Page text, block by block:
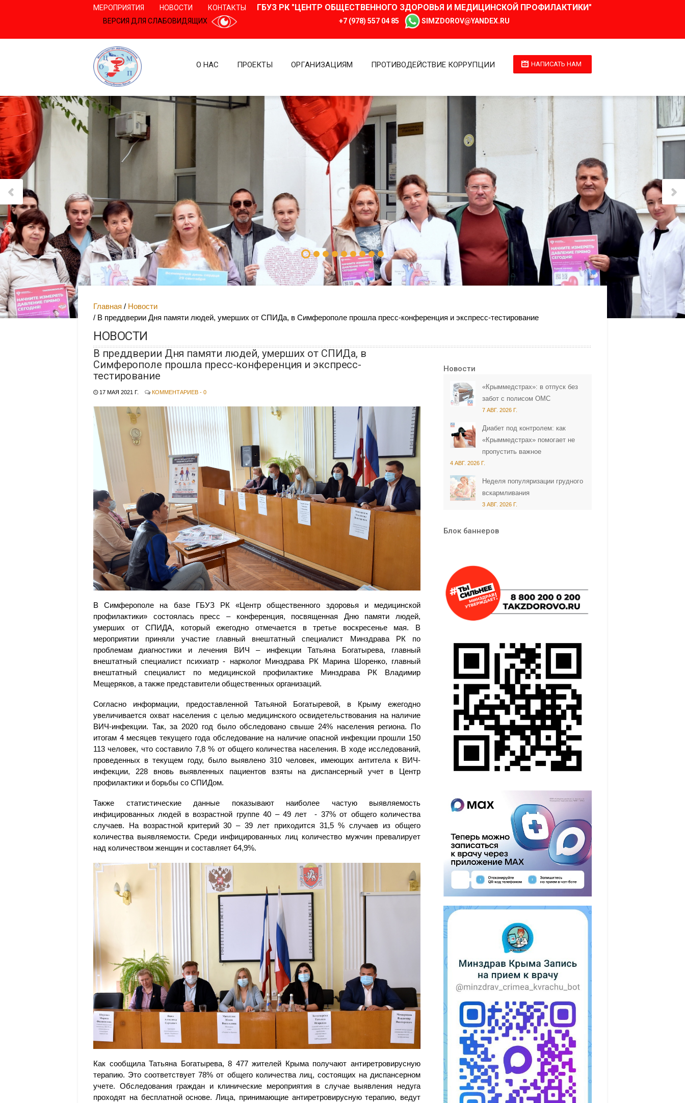
МЕРОПРИЯТИЯ НОВОСТИ
КОНТАКТЫ
ВЕРСИЯ ДЛЯ СЛАБОВИДЯЩИХ
ГБУЗ РК "ЦЕНТР ОБЩЕСТВЕННОГО ЗДОРОВЬЯ И МЕДИЦИНСКОЙ ПРОФИЛАКТИКИ"
+7 (978) 557 04 85 SIMZDOROV@YANDEX.RU
НАПИСАТЬ НАМ
О НАС ПРОЕКТЫ ОРГАНИЗАЦИЯМ ПРОТИВОДЕЙСТВИЕ КОРРУПЦИИ
Главная
Новости
В преддверии Дня памяти людей, умерших от СПИДа, в Симферополе прошла пресс-конференция и экспресс-тестирование
НОВОСТИ
В преддверии Дня памяти людей, умерших от СПИДа, в
Симферополе прошла пресс-конференция и экспресс-
тестирование
17 МАЯ 2021 Г. КОММЕНТАРИЕВ - 0
В Симферополе на базе ГБУЗ РК «Центр общественного здоровья и медицинской
профилактики» состоялась пресс – конференция, посвященная Дню памяти людей,
умерших от СПИДА, который ежегодно отмечается в третье воскресенье мая. В
мероприятии приняли участие главный внештатный специалист Минздрава РК по
проблемам диагностики и лечения ВИЧ – инфекции Татьяна Богатырева, главный
внештатный специалист психиатр - нарколог Минздрава РК Марина Шоренко, главный
внештатный специалист по медицинской профилактике Минздрава РК Владимир
Мещеряков, а также представители общественных организаций.
Согласно информации, предоставленной Татьяной Богатыревой, в Крыму ежегодно
увеличивается охват населения с целью медицинского освидетельствования на наличие
ВИЧ-инфекции. Так, за 2020 год было обследовано свыше 24% населения региона. По
итогам 4 месяцев текущего года обследование на наличие опасной инфекции прошли 150
113 человек, что составило 7,8 % от общего количества населения. В ходе исследований,
проведенных в текущем году, было выявлено 310 человек, имеющих антитела к ВИЧ-
инфекции, 228 вновь выявленных пациентов взяты на диспансерный учет в Центр
профилактики и борьбы со СПИДом.
Также статистические данные показывают наиболее частую выявляемость
инфицированных людей в возрастной группе 40 – 49 лет - 37% от общего количества
случаев. На возрастной критерий 30 – 39 лет приходится 31,5 % случаев из общего
количества выявляемости. Среди инфицированных лиц количество мужчин превалирует
над количеством женщин и составляет 64,9%.
Как сообщила Татьяна Богатырева, 8 477 жителей Крыма получают антиретровирусную
терапию. Это соответствует 78% от общего количества лиц, состоящих на диспансерном
учете. Обследования граждан и клинические мероприятия в случае выявления недуга
проходят на бесплатной основе. Лица, принимающие антиретровирусную терапию, ведут
Новости
«Крыммедстрах»: в отпуск без
забот с полисом ОМС
7 АВГ. 2026 Г.
Диабет под контролем: как
«Крыммедстрах» помогает не
пропустить важное
4 АВГ. 2026 Г.
Неделя популяризации грудного
вскармливания
3 АВГ. 2026 Г.
Блок баннеров